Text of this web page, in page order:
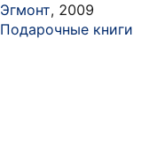
Эгмонт, 2009
Подарочные книги